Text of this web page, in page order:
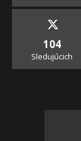
104
Sledujúcich